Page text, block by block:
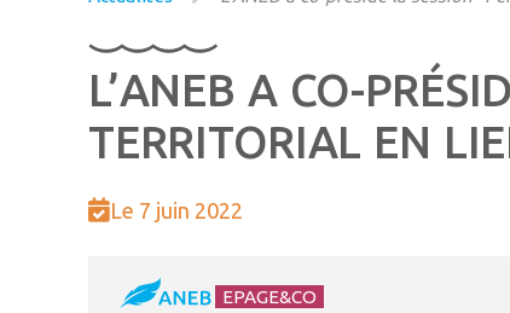
L’ANEB A CO-
TERRITORIAL EN
Le 7 juin 2022
EPAGE&CO